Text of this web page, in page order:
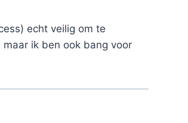
echt veilig om te
ik ben ook bang voor